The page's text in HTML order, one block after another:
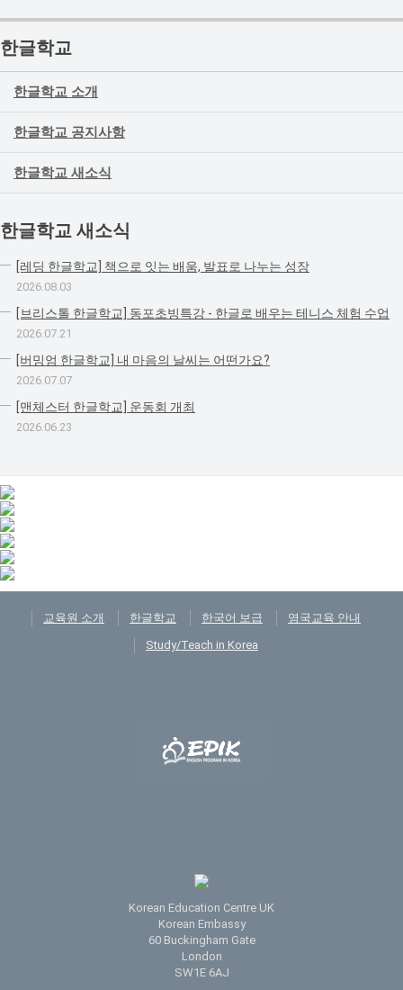
한글학교
한글학교 소개
한글학교 공지사항
한글학교 새소식
한글학교 새소식
[레딩 한글학교] 책으로 잇는 배움, 발표로 나누는 성장
2026.08.03
[브리스톨 한글학교] 동포초빙특강 - 한글로 배우는 테니스 체험 수업
2026.07.21
[버밍엄 한글학교] 내 마음의 날씨는 어떤가요?
2026.07.07
[맨체스터 한글학교] 운동회 개최
2026.06.23
교육원 소개 한글학교 한국어 보급
영국교육 안내
Study/Teach in Korea
Korean Education Centre UK
Korean Embassy
60 Buckingham Gate
London
SW1E 6AJ